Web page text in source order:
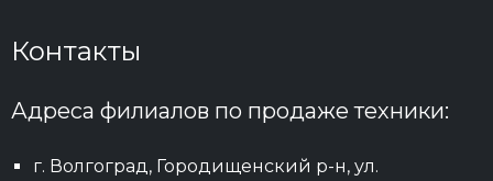
Контакты
Адреса филиалов по продаже техники:
г. Волгоград, Городищенский р-н, ул.